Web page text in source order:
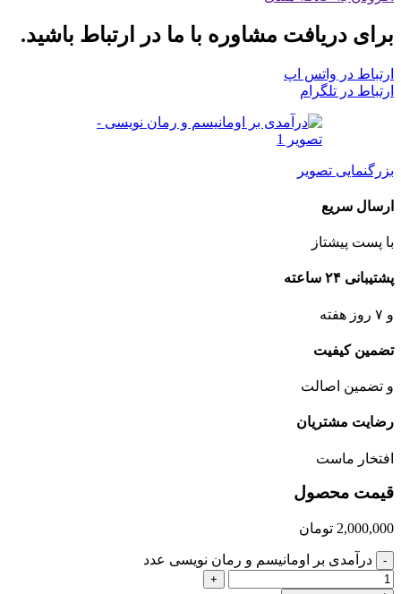
برای دریافت مشاوره با ما در ارتباط باشید.
ارتباط در واتس اپ
ارتباط در تلگرام
بزرگنمایی تصویر
ارسال سریع
با پست پیشتاز
پشتیبانی ۲۴ ساعته
و ۷ روز هفته
تضمین کیفیت
و تضمین اصالت
رضایت مشتریان
افتخار ماست
قیمت محصول
2,000,000 تومان
- درآمدی بر اومانیسم و رمان نویسی عدد
+